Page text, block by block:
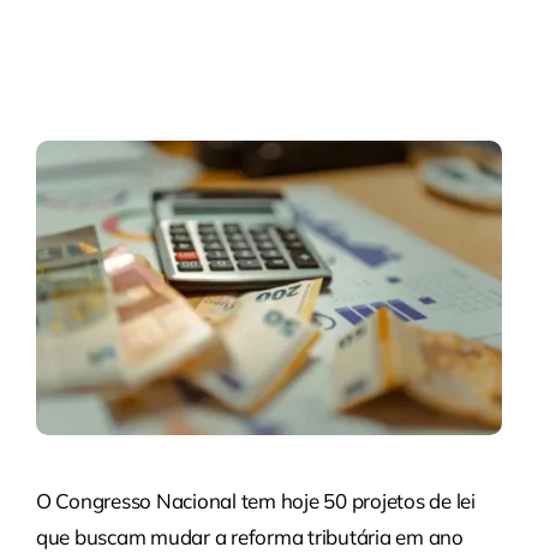
O Congresso Nacional tem hoje 50 projetos de lei
que buscam mudar a reforma tributária em ano